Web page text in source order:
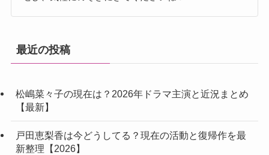
最近の投稿
松嶋菜々子の現在は？2026年ドラマ主演と近況まとめ
【最新】
戸田恵梨香は今どうしてる？現在の活動と復帰作を最
新整理【2026】